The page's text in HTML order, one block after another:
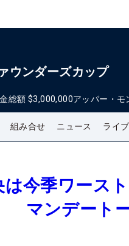
ウンダーズカップ
総額 $3,000,000アッパー・モ
組み合せ ニュース ライ
は今季ワース
マンデート